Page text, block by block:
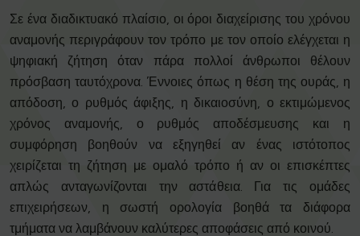
Σε ένα διαδικτυακό πλαίσιο, οι όροι διαχείρισης του χρόνου
αναμονής περιγράφουν τον τρόπο με τον οποίο ελέγχεται η
ψηφιακή ζήτηση όταν πάρα πολλοί άνθρωποι θέλουν
πρόσβαση ταυτόχρονα. Έννοιες όπως η θέση της ουράς, η
απόδοση, ο ρυθμός άφιξης, η δικαιοσύνη, ο εκτιμώμενος
χρόνος αναμονής, ο ρυθμός αποδέσμευσης και η
συμφόρηση βοηθούν να εξηγηθεί αν ένας ιστότοπος
χειρίζεται τη ζήτηση με ομαλό τρόπο ή αν οι επισκέπτες
απλώς ανταγωνίζονται την αστάθεια. Για τις ομάδες
επιχειρήσεων, η σωστή ορολογία βοηθά τα διάφορα
τμήματα να λαμβάνουν καλύτερες αποφάσεις από κοινού.